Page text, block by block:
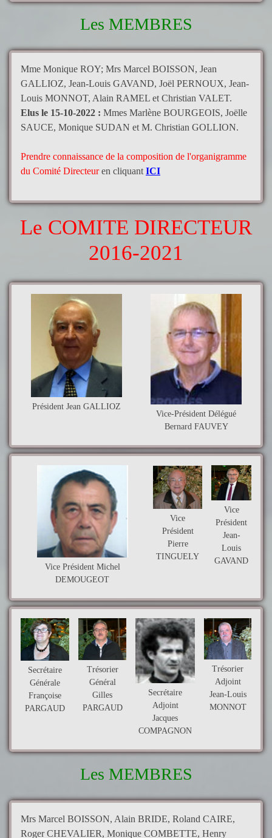
Les MEMBRES
Mme Monique ROY; Mrs Marcel BOISSON, Jean
GALLIOZ, Jean-Louis GAVAND, Joël PERNOUX, Jean-
Louis MONNOT, Alain RAMEL et Christian VALET.
Elus le 15-10-2022 : Mmes Marlène BOURGEOIS, Joëlle
SAUCE, Monique SUDAN et M. Christian GOLLION.
Prendre connaissance de la composition de l'organigramme
du Comité Directeuren cliquant ICI
Le COMITE DIRECTEUR
2016-2021
Président Jean GALLIOZ
Vice-Président Délégué
Bernard FAUVEY
Vice Président Michel
DEMOUGEOT
Vice
Président
Pierre
TINGUELY
Vice
Président
Jean-
Louis
GAVAND
Secrétaire
Générale
Françoise
PARGAUD
Trésorier
Général
Gilles
PARGAUD
Secrétaire
Adjoint
Jacques
COMPAGNON
Trésorier
Adjoint
Jean-Louis
MONNOT
Les MEMBRES
Mrs Marcel BOISSON, Alain BRIDE, Roland CAIRE,
Roger CHEVALIER, Monique COMBETTE, Henry